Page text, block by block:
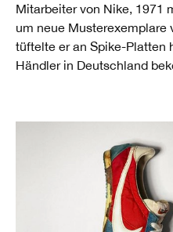
Mitarbeiter von Nike, 1971
um neue Musterexemplare
tüftelte er an Spike-Platten
Händler in Deutschland